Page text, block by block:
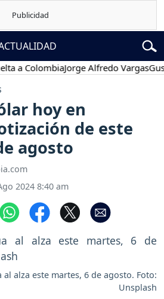
Jorge Alfredo VargasGustavo
hoy en
de este
agosto
2024 8:40 am
alza este martes, 6 de agosto. Foto:
Unsplash